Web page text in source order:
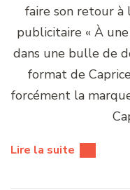
faire son retour à
publicitaire « À
dans une bulle de
format de
forcément la
Lire la suite